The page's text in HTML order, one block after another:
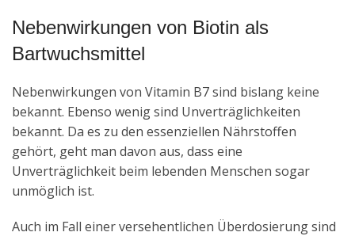
Nebenwirkungen von Biotin als
Bartwuchsmittel
Nebenwirkungen von Vitamin B7 sind bislang keine
bekannt. Ebenso wenig sind Unverträglichkeiten
bekannt. Da es zu den essenziellen Nährstoffen
gehört, geht man davon aus, dass eine
Unverträglichkeit beim lebenden Menschen sogar
unmöglich ist.
Auch im Fall einer versehentlichen Überdosierung sind